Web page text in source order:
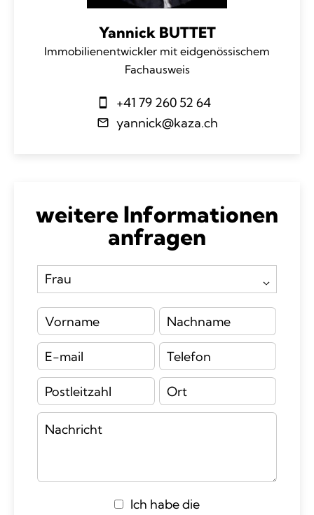
Yannick BUTTET
Immobilienentwickler mit eidgenössischem
Fachausweis
+41 79 260 52 64
yannick@kaza.ch
weitere Informationen
anfragen
Ich habe die